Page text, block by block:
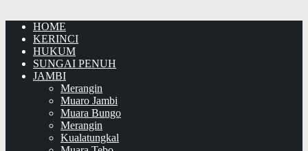
HOME
KERINCI
HUKUM
SUNGAI PENUH
JAMBI
Merangin
Muaro Jambi
Muara Bungo
Merangin
Kualatungkal